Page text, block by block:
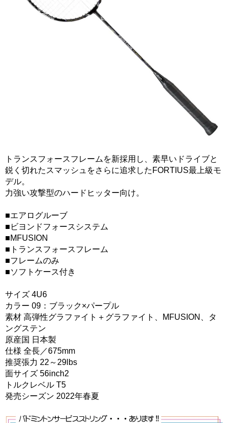
トランスフォースフレームを新採用し、素早いドライブと
鋭く切れたスマッシュをさらに追求したFORTIUS最上級モ
デル。
力強い攻撃型のハードヒッター向け。
■エアログルーブ
■ビヨンドフォースシステム
■MFUSION
■トランスフォースフレーム
■フレームのみ
■ソフトケース付き
サイズ 4U6
カラー 09：ブラック×パープル
素材 高弾性グラファイト＋グラファイト、MFUSION、タ
ングステン
原産国 日本製
仕様 全長／675mm
推奨張力 22～29lbs
面サイズ 56inch2
トルクレベル T5
発売シーズン 2022年春夏